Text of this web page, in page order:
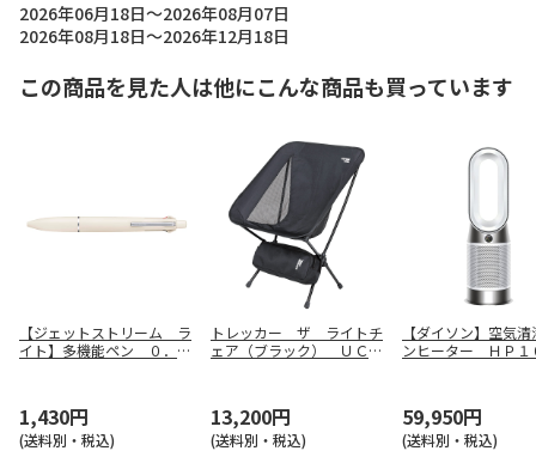
2026年06月18日～2026年08月07日
2026年08月18日～2026年12月18日
この商品を見た人は他にこんな商品も買っています
【ジェットストリーム ラ
イト】多機能ペン ０．５
1,430円
(送料別・税込)
トレッカー ザ ライトチ
ェア（ブラック） ＵＣ－
13,200円
(送料別・税込)
【ダイソン】空気
ンヒーター ＨＰ
59,950円
(送料別・税込)